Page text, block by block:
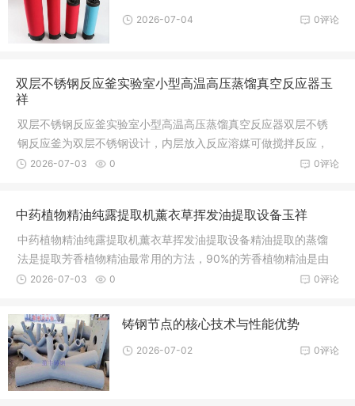
0评论
2026-07-04
双层不锈钢反应釜实验室小型高温高压蒸馏真空反应器玉
祥
双层不锈钢反应釜实验室小型高温高压蒸馏真空反应器双层不锈
钢反应釜为双层不锈钢设计，内层放入反应溶媒可做搅拌反应，
夹层通上
0评论
2026-07-03 0
中药植物精油纯露提取机薰衣草挥发油提取设备玉祥
中药植物精油纯露提取机薰衣草挥发油提取设备精油提取的蒸馏
法是提取芳香植物精油最常用的方法，90%的芳香植物精油是由
蒸馏法取
0评论
2026-07-03 0
铸钢节点的核心技术与性能优势
0评论
2026-07-02